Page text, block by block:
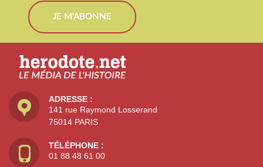
JE M'ABONNE
ADRESSE :
141 rue Raymond Losserand
75014 PARIS
TÉLÉPHONE :
01 88 48 61 00